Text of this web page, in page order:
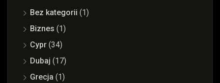
Bez kategorii (1)
Biznes (1)
Cypr (34)
Dubaj (17)
Grecja (1)